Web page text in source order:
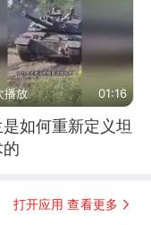
播放 01:16
如何重新定义坦
打开应用 查看更多